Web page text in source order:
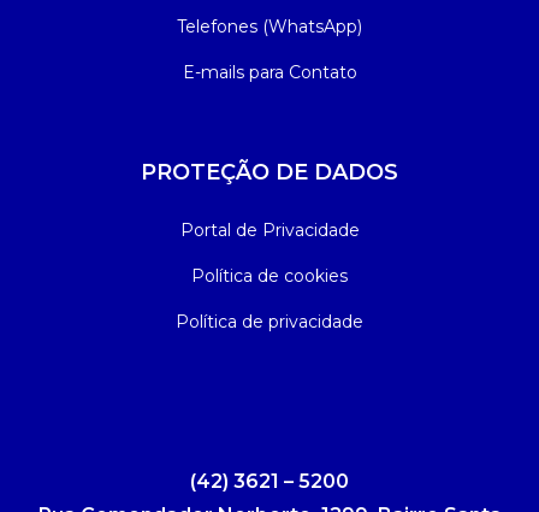
Telefones (WhatsApp)
E-mails para Contato
PROTEÇÃO DE DADOS
Portal de Privacidade
Política de cookies
Política de privacidade
(42) 3621 – 5200